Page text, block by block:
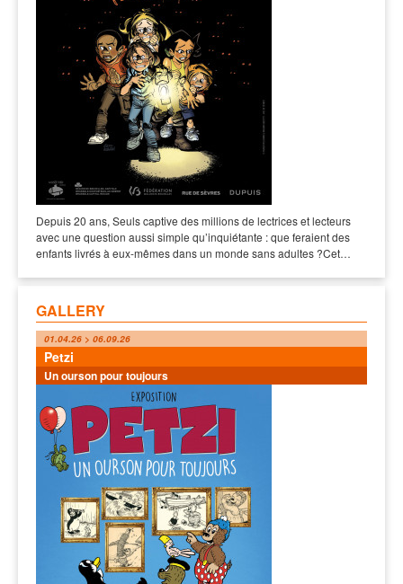
Depuis 20 ans, Seuls captive des millions de lectrices et lecteurs
avec une question aussi simple qu’inquiétante : que feraient des
enfants livrés à eux-mêmes dans un monde sans adultes ?Cet…
GALLERY
01.04.26 > 06.09.26
Petzi
Un ourson pour toujours